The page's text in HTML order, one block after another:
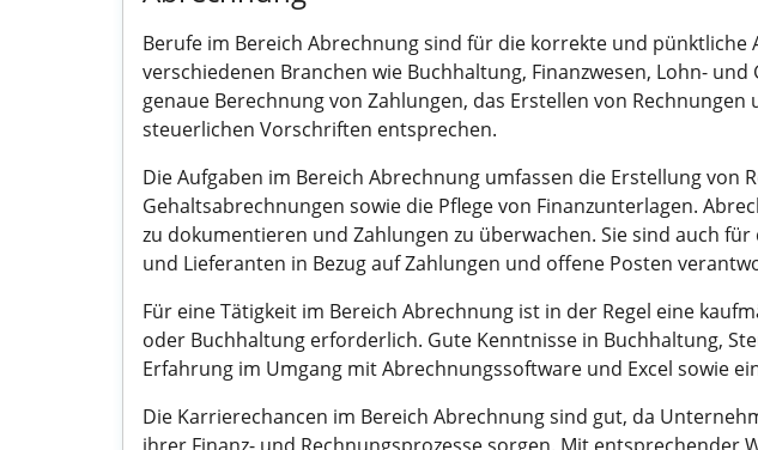
Berufe im Bereich Abrechnung sind für die korrekte und
verschiedenen Branchen wie Buchhaltung, Finanzwesen, Lohn-
genaue Berechnung von Zahlungen, das Erstellen von
steuerlichen Vorschriften entsprechen.
Die Aufgaben im Bereich Abrechnung umfassen die Erstellung
Gehaltsabrechnungen sowie die Pflege von Finanzunterlagen.
zu dokumentieren und Zahlungen zu überwachen. Sie sind auch
und Lieferanten in Bezug auf Zahlungen und offene Posten
Für eine Tätigkeit im Bereich Abrechnung ist in der Regel eine
oder Buchhaltung erforderlich. Gute Kenntnisse in Buchhaltung,
Erfahrung im Umgang mit Abrechnungssoftware und Excel sowie
Die Karrierechancen im Bereich Abrechnung sind gut, da